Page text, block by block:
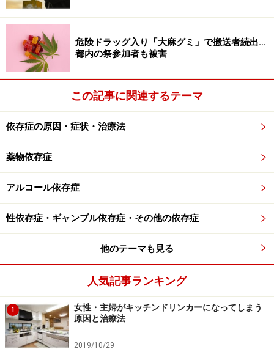
免責事項
1/2 次のページへ
危険ドラッグ入り「大麻グミ」で搬送者続出…
都内の祭参加者も被害
この記事に関連するテーマ
依存症の原因・症状・治療法
薬物依存症
アルコール依存症
性依存症・ギャンブル依存症・その他の依存症
他のテーマも見る
人気記事ランキング
1
女性・主婦がキッチンドリンカーになってしまう
原因と治療法
2019/10/29